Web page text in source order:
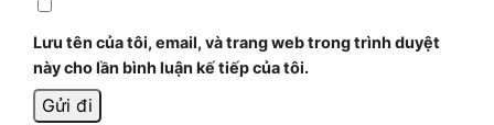
Lưu tên của tôi, email, và trang web trong trình duyệt
này cho lần bình luận kế tiếp của tôi.